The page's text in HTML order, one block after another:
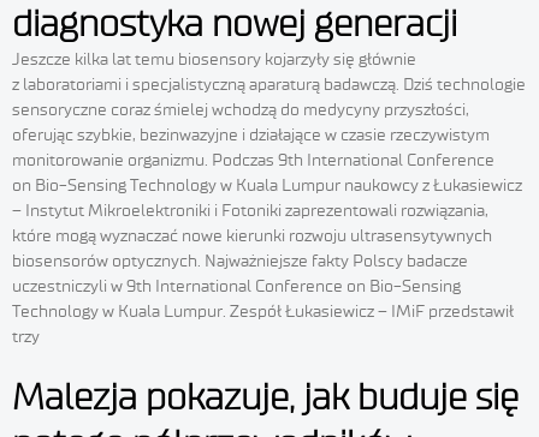
diagnostyka nowej generacji
Jeszcze kilka lat temu biosensory kojarzyły się głównie
z laboratoriami i specjalistyczną aparaturą badawczą. Dziś technologie
sensoryczne coraz śmielej wchodzą do medycyny przyszłości,
oferując szybkie, bezinwazyjne i działające w czasie rzeczywistym
monitorowanie organizmu. Podczas 9th International Conference
on Bio-Sensing Technology w Kuala Lumpur naukowcy z Łukasiewicz
– Instytut Mikroelektroniki i Fotoniki zaprezentowali rozwiązania,
które mogą wyznaczać nowe kierunki rozwoju ultrasensytywnych
biosensorów optycznych. Najważniejsze fakty Polscy badacze
uczestniczyli w 9th International Conference on Bio-Sensing
Technology w Kuala Lumpur. Zespół Łukasiewicz – IMiF przedstawił
trzy
Malezja pokazuje, jak buduje się